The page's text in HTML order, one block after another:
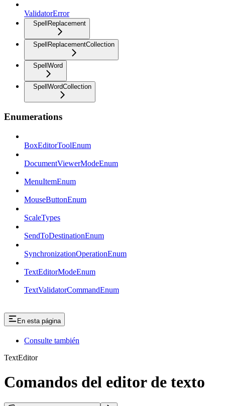
ValidatorError
SpellReplacement
SpellReplacementCollection
SpellWord
SpellWordCollection
Enumerations
BoxEditorToolEnum
DocumentViewerModeEnum
MenuItemEnum
MouseButtonEnum
ScaleTypes
SendToDestinationEnum
SynchronizationOperationEnum
TextEditorModeEnum
TextValidatorCommandEnum
En esta página
Consulte también
TextEditor
Comandos del editor de texto